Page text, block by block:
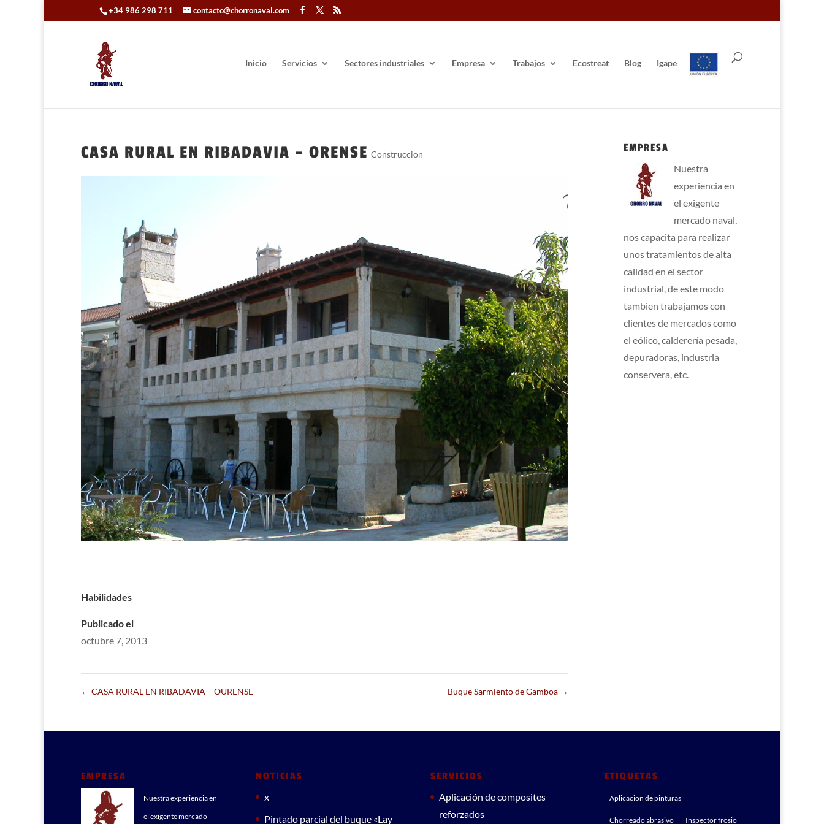
+34 986 298 711 contacto@chorronaval.com
Inicio Servicios Sectores industriales Empresa Trabajos Ecostreat Blog Igape
CASA RURAL EN RIBADAVIA – ORENSE Construccion
Habilidades
Publicado el
octubre 7, 2013
← CASA RURAL EN RIBADAVIA – OURENSE Buque Sarmiento de Gamboa →
EMPRESA
Nuestra
experiencia en
el exigente
mercado naval,
nos capacita para realizar
unos tratamientos de alta
calidad en el sector
industrial, de este modo
tambien trabajamos con
clientes de mercados como
el eólico, calderería pesada,
depuradoras, industria
conservera, etc.
EMPRESA
Nuestra experiencia en
el exigente mercado
NOTICIAS
x
Pintado parcial del buque «Lay
SERVICIOS
Aplicación de composites
reforzados
ETIQUETAS
Aplicacion de pinturas
Chorreado abrasivo Inspector frosio